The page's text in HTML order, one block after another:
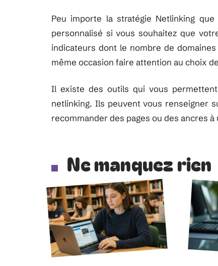
Peu importe la stratégie Netlinking
personnalisé si vous souhaitez que
indicateurs dont le nombre de
même occasion faire attention au choix
Il existe des outils qui vous
netlinking. Ils peuvent vous renseigner
recommander des pages ou des ancres à
Ne manquez rien